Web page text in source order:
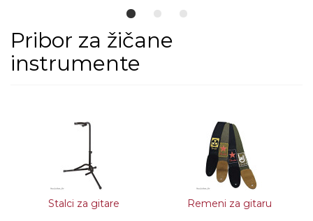
Pribor za žičane
instrumente
Stalci za gitare Remeni za gitaru